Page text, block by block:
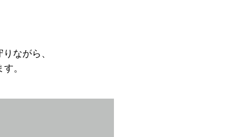
ながら、
。